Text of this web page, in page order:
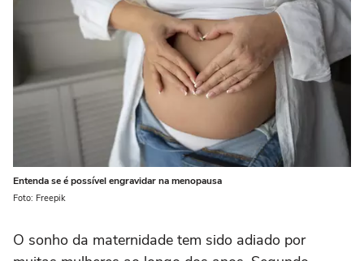
Entenda se é possível engravidar na menopausa
Foto: Freepik
O sonho da maternidade tem sido adiado por